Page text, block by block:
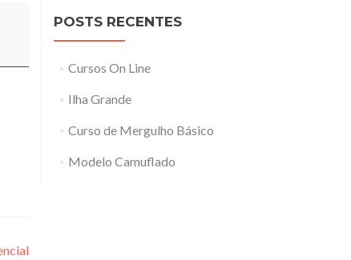
POSTS RECENTES
Cursos On Line
Ilha Grande
Curso de Mergulho Básico
Modelo Camuflado